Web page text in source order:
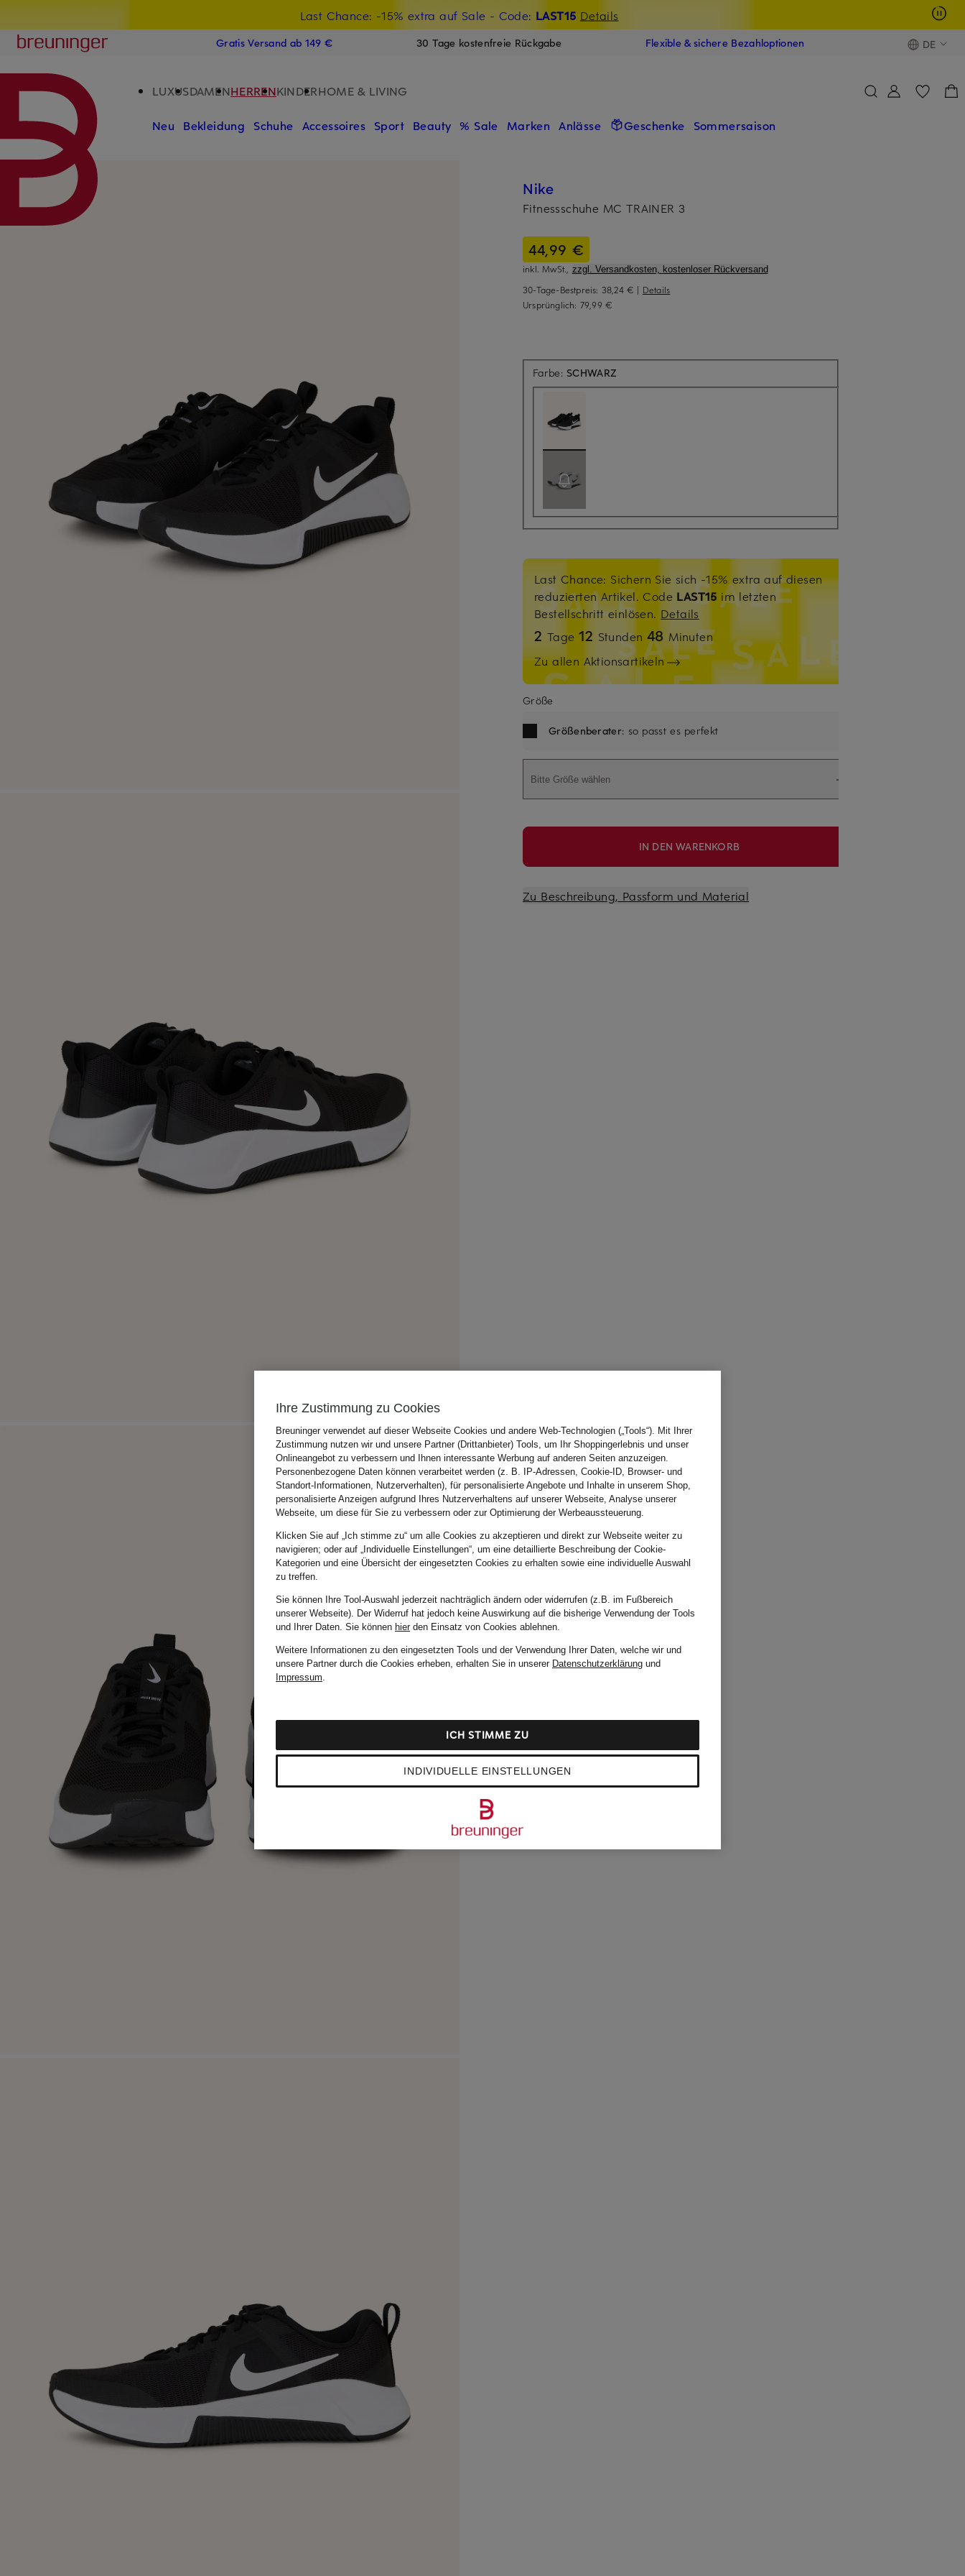
Last Chance: -15% extra auf Sale - Code: LAST15 Details
15€-Willkommensgutschein mit Beyond sichern
Breuninger
Gratis Versand ab 149 € 30 Tage kostenfreie Rückgabe Flexible & sichere Bezahloptionen DE
LUXUSDAMENHERRENKINDERHOME & LIVING
Neu Bekleidung Schuhe Accessoires Sport Beauty % Sale Marken Anlässe Geschenke Sommersaison
Nike
Fitnessschuhe MC TRAINER 3
44,99 €
inkl. MwSt., zzgl. Versandkosten, kostenloser Rückversand
30-Tage-Bestpreis: 38,24 € | Details
Ursprünglich: 79,99 €
Farbe: SCHWARZ
Last Chance: Sichern Sie sich -15% extra auf diesen
reduzierten Artikel. Code LAST15 im letzten
Bestellschritt einlösen. Details
2 Tage12 Stunden 48 Minuten
Zu allen Aktionsartikeln
Größe
Größenberater: so passt es perfekt
Bitte Größe wählen
IN DEN WARENKORB
Zu Beschreibung, Passform und Material
Ihre Zustimmung zu Cookies
Breuninger verwendet auf dieser Webseite Cookies und andere Web-Technologien („Tools“). Mit Ihrer
Zustimmung nutzen wir und unsere Partner (Drittanbieter) Tools, um Ihr Shoppingerlebnis und unser
Onlineangebot zu verbessern und Ihnen interessante Werbung auf anderen Seiten anzuzeigen.
Personenbezogene Daten können verarbeitet werden (z. B. IP-Adressen, Cookie-ID, Browser- und
Standort-Informationen, Nutzerverhalten), für personalisierte Angebote und Inhalte in unserem Shop,
personalisierte Anzeigen aufgrund Ihres Nutzerverhaltens auf unserer Webseite, Analyse unserer
Webseite, um diese für Sie zu verbessern oder zur Optimierung der Werbeaussteuerung.
Klicken Sie auf „Ich stimme zu“ um alle Cookies zu akzeptieren und direkt zur Webseite weiter zu
navigieren; oder auf „Individuelle Einstellungen“, um eine detaillierte Beschreibung der Cookie-
Kategorien und eine Übersicht der eingesetzten Cookies zu erhalten sowie eine individuelle Auswahl
zu treffen.
Sie können Ihre Tool-Auswahl jederzeit nachträglich ändern oder widerrufen (z.B. im Fußbereich
unserer Webseite). Der Widerruf hat jedoch keine Auswirkung auf die bisherige Verwendung der Tools
und Ihrer Daten. Sie können hierden Einsatz von Cookies ablehnen.
Weitere Informationen zu den eingesetzten Tools und der Verwendung Ihrer Daten, welche wir und
unsere Partner durch die Cookies erheben, erhalten Sie in unserer Datenschutzerklärung und
Impressum.
INDIVIDUELLE EINSTELLUNGEN
ICH STIMME ZU